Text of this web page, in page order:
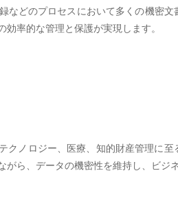
などのプロセスにおいて多くの機密
率的な管理と保護が実現します。
クノロジー、医療、知的財産管理に
ら、データの機密性を維持し、ビジ